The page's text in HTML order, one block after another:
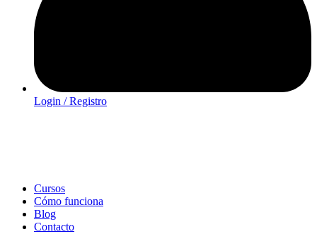
Login / Registro
Cursos
Cómo funciona
Blog
Contacto